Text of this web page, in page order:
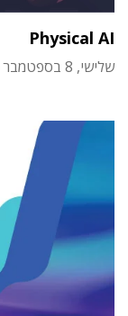
Physical AI
שלישי, 8 בספטמבר 2026